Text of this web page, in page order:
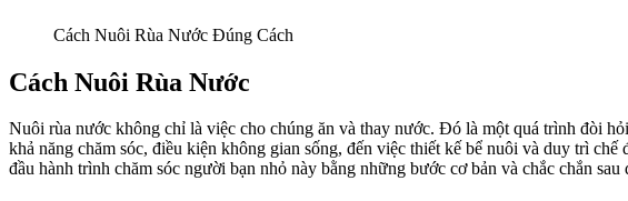
Cách Nuôi Rùa Nước Đúng Cách
Cách Nuôi Rùa Nước
Nuôi rùa nước không chỉ là việc cho chúng ăn và thay nước. Đó là một quá trình đòi
khả năng chăm sóc, điều kiện không gian sống, đến việc thiết kế bể nuôi và duy trì
đầu hành trình chăm sóc người bạn nhỏ này bằng những bước cơ bản và chắc chắn sau